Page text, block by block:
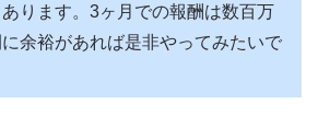
ります。3ヶ月での報酬は数百万
余裕があれば是非やってみたいで